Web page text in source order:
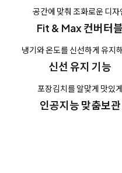
공간에 맞춰 조화로운 디자
Fit & Max 컨버터블
냉기와 온도를 신선하게 유지
신선 유지 기능
포장김치를 알맞게 맛있게
인공지능 맞춤보관